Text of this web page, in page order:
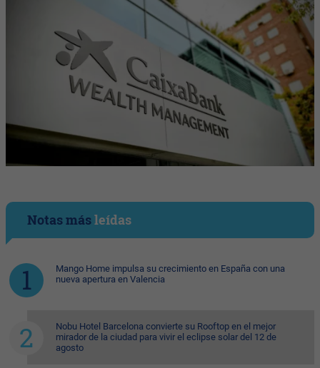
Notas másleídas
Mango Home impulsa su crecimiento en España con una
nueva apertura en Valencia
Nobu Hotel Barcelona convierte su Rooftop en el mejor
mirador de la ciudad para vivir el eclipse solar del 12 de
agosto